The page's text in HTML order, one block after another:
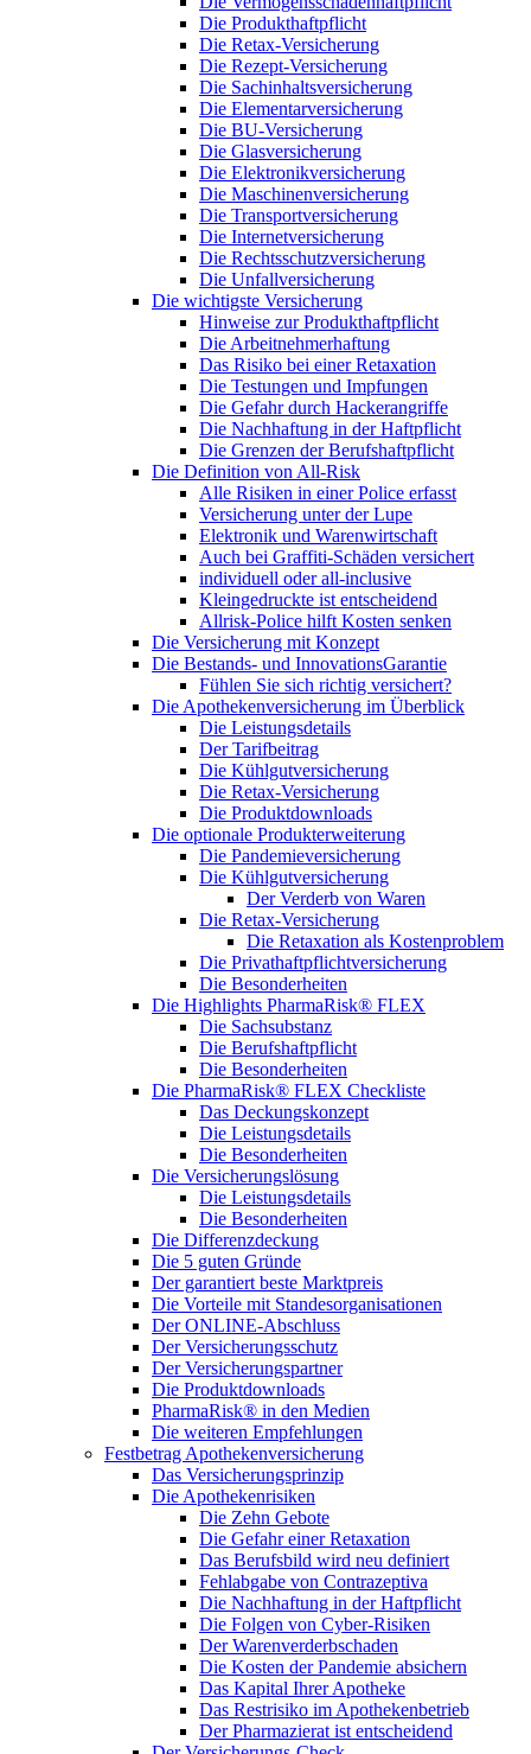
Die Produkthaftpflicht
Die Retax-Versicherung
Die Rezept-Versicherung
Die Sachinhaltsversicherung
Die Elementarversicherung
Die BU-Versicherung
Die Glasversicherung
Die Elektronikversicherung
Die Maschinenversicherung
Die Transportversicherung
Die Internetversicherung
Die Rechtsschutzversicherung
Die Unfallversicherung
Die wichtigste Versicherung
Hinweise zur Produkthaftpflicht
Die Arbeitnehmerhaftung
Das Risiko bei einer Retaxation
Die Testungen und Impfungen
Die Gefahr durch Hackerangriffe
Die Nachhaftung in der Haftpflicht
Die Grenzen der Berufshaftpflicht
Die Definition von All-Risk
Alle Risiken in einer Police erfasst
Versicherung unter der Lupe
Elektronik und Warenwirtschaft
Auch bei Graffiti-Schäden versichert
individuell oder all-inclusive
Kleingedruckte ist entscheidend
Allrisk-Police hilft Kosten senken
Die Versicherung mit Konzept
Die Bestands- und InnovationsGarantie
Fühlen Sie sich richtig versichert?
Die Apothekenversicherung im Überblick
Die Leistungsdetails
Der Tarifbeitrag
Die Kühlgutversicherung
Die Retax-Versicherung
Die Produktdownloads
Die optionale Produkterweiterung
Die Pandemieversicherung
Die Kühlgutversicherung
Der Verderb von Waren
Die Retax-Versicherung
Die Retaxation als Kostenproblem
Die Privathaftpflichtversicherung
Die Besonderheiten
Die Highlights PharmaRisk® FLEX
Die Sachsubstanz
Die Berufshaftpflicht
Die Besonderheiten
Die PharmaRisk® FLEX Checkliste
Das Deckungskonzept
Die Leistungsdetails
Die Besonderheiten
Die Versicherungslösung
Die Leistungsdetails
Die Besonderheiten
Die Differenzdeckung
Die 5 guten Gründe
Der garantiert beste Marktpreis
Die Vorteile mit Standesorganisationen
Der ONLINE-Abschluss
Der Versicherungsschutz
Der Versicherungspartner
Die Produktdownloads
PharmaRisk® in den Medien
Die weiteren Empfehlungen
Festbetrag Apothekenversicherung
Das Versicherungsprinzip
Die Apothekenrisiken
Die Zehn Gebote
Die Gefahr einer Retaxation
Das Berufsbild wird neu definiert
Fehlabgabe von Contrazeptiva
Die Nachhaftung in der Haftpflicht
Die Folgen von Cyber-Risiken
Der Warenverderbschaden
Die Kosten der Pandemie absichern
Das Kapital Ihrer Apotheke
Das Restrisiko im Apothekenbetrieb
Der Pharmazierat ist entscheidend